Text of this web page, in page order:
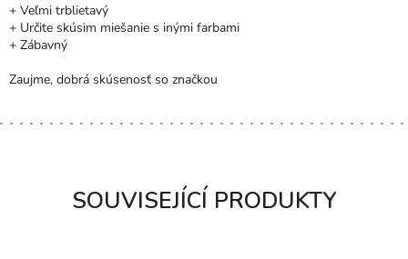
SOUVISEJÍCÍ PRODUKTY
O
D
N
O
N
+ Veľmi trblietavý
+ Určite skúsim miešanie s inými farbami
+ Zábavný
Zaujme, dobrá skúsenosť so značkou